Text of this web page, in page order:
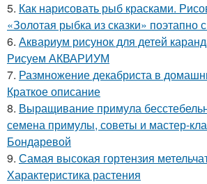
5. Как нарисовать рыб красками.
«Золотая рыбка из сказки» поэтапно
6. Аквариум рисунок для детей
Рисуем АКВАРИУМ
7. Размножение декабриста в
Краткое описание
8. Выращивание примула
семена примулы, советы и мастер-
Бондаревой
9. Самая высокая гортензия
Характеристика растения